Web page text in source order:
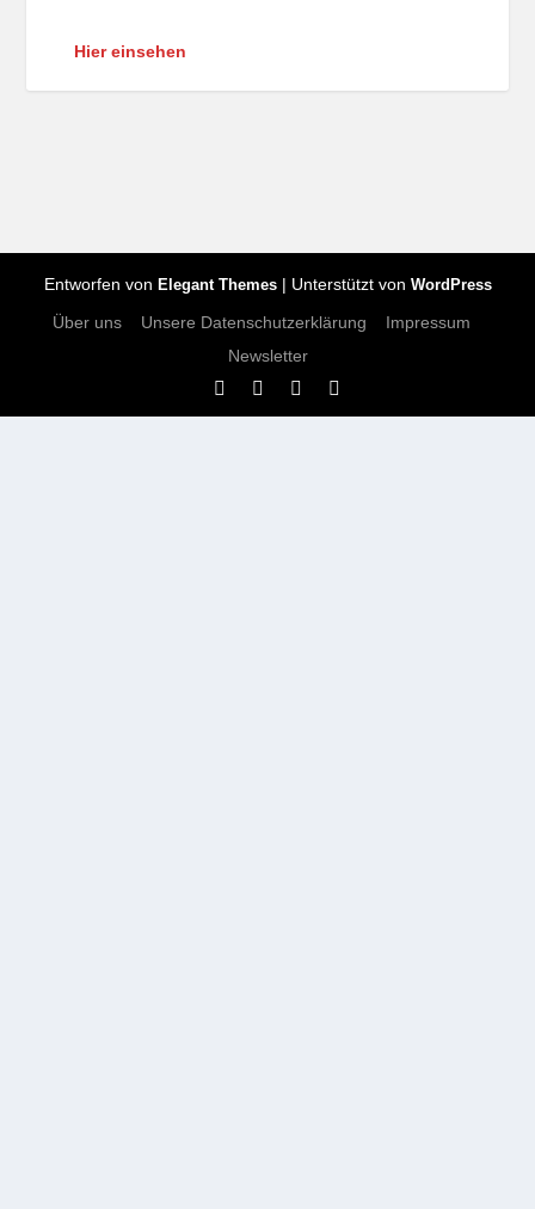
Hier einsehen
Entworfen von Elegant Themes| Unterstützt von WordPress
Über uns Unsere Datenschutzerklärung
Impressum
Newsletter